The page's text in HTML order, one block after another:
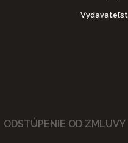
ODSTÚPENIE OD ZMLUVY